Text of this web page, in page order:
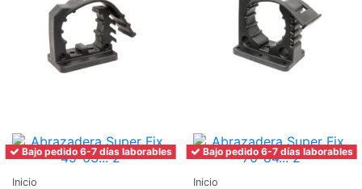
Bajo pedido 6-7 días laborables
Inicio
Bajo pedido 6-7 días laborables
Inicio